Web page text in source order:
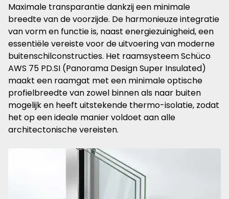
Maximale transparantie dankzij een minimale
breedte van de voorzijde. De harmonieuze integratie
van vorm en functie is, naast energiezuinigheid, een
essentiële vereiste voor de uitvoering van moderne
buitenschilconstructies. Het raamsysteem Schüco
AWS 75 PD.SI (Panorama Design Super Insulated)
maakt een raamgat met een minimale optische
profielbreedte van zowel binnen als naar buiten
mogelijk en heeft uitstekende thermo-isolatie, zodat
het op een ideale manier voldoet aan alle
architectonische vereisten.